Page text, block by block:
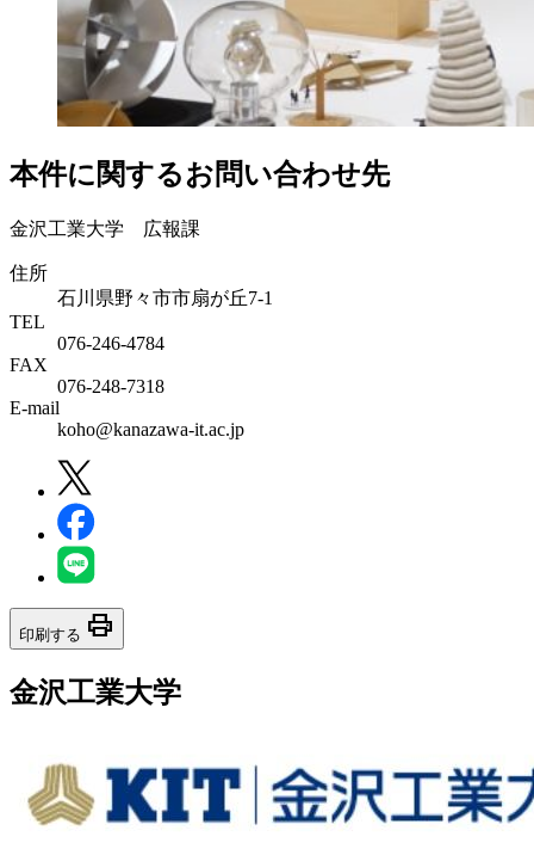
本件に関するお問い合わせ先
金沢工業大学 広報課
住所
石川県野々市市扇が丘7-1
TEL
076-246-4784
FAX
076-248-7318
E-mail
koho@kanazawa-it.ac.jp
印刷する print
金沢工業大学